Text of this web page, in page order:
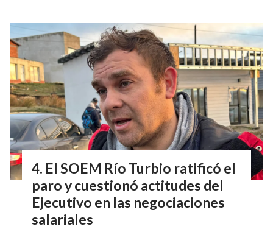
El SOEM Río Turbio ratificó el
paro y cuestionó actitudes del
Ejecutivo en las negociaciones
salariales